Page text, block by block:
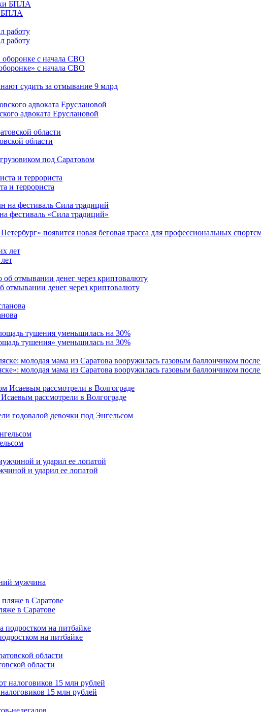
БПЛА
работу
с начала СВО
судить за отмывание 9 млрд
адвоката Еруслановой
области
под Саратовом
и террориста
фестиваль «Сила традиций»
появится новая беговая трасса для профессиональных
отмывании денег через криптовалюту
тушения» уменьшилась на 30%
молодая мама из Саратова вооружилась газовым баллончиком
рассмотрели в Волгограде
годовалой девочки под Энгельсом
и ударил ее лопатой
мужчина
в Саратове
на питбайке
области
15 млн рублей